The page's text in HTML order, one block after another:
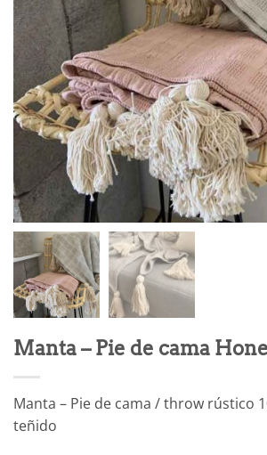
Manta – Pie de cama
Manta – Pie de cama / throw rústico
teñido